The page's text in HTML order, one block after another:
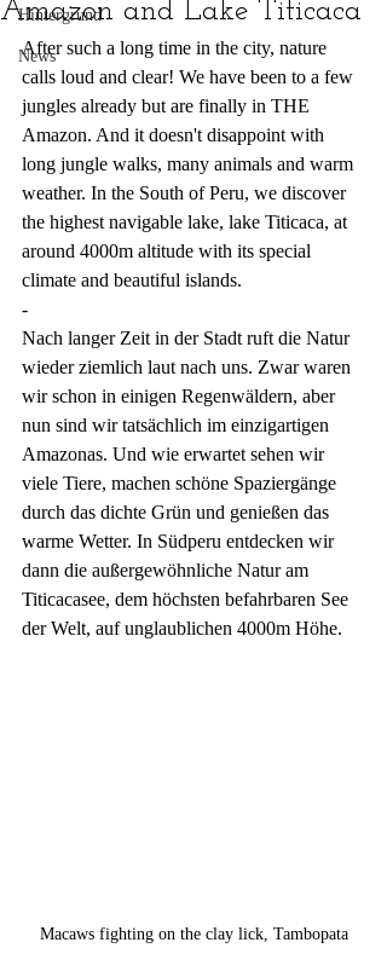
Hintergrund
News
Amazon and Lake Titicaca
After such a long time in the city, nature
calls loud and clear! We have been to a few
jungles already but are finally in THE
Amazon. And it doesn't disappoint with
long jungle walks, many animals and warm
weather. In the South of Peru, we discover
the highest navigable lake, lake Titicaca, at
around 4000m altitude with its special
climate and beautiful islands.
-
Nach langer Zeit in der Stadt ruft die Natur
wieder ziemlich laut nach uns. Zwar waren
wir schon in einigen Regenwäldern, aber
nun sind wir tatsächlich im einzigartigen
Amazonas. Und wie erwartet sehen wir
viele Tiere, machen schöne Spaziergänge
durch das dichte Grün und genießen das
warme Wetter. In Südperu entdecken wir
dann die außergewöhnliche Natur am
Titicacasee, dem höchsten befahrbaren See
der Welt, auf unglaublichen 4000m Höhe.
Macaws fighting on the clay lick, Tambopata